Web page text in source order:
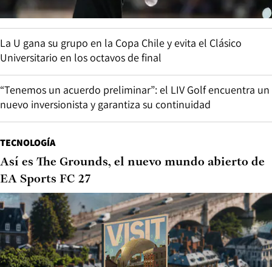
La U gana su grupo en la Copa Chile y evita el Clásico
Universitario en los octavos de final
“Tenemos un acuerdo preliminar”: el LIV Golf encuentra un
nuevo inversionista y garantiza su continuidad
TECNOLOGÍA
Así es The Grounds, el nuevo mundo abierto de
EA Sports FC 27